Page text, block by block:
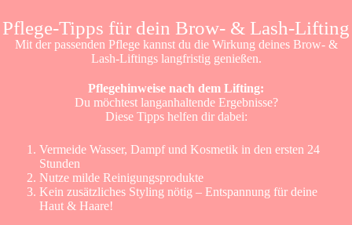
Pflege-Tipps für dein Brow- & Lash-Lifting
Mit der passenden Pflege kannst du die Wirkung deines Brow- &
Lash-Liftings langfristig genießen.
Pflegehinweise nach dem Lifting:
Du möchtest langanhaltende Ergebnisse?
Diese Tipps helfen dir dabei:
Vermeide Wasser, Dampf und Kosmetik in den ersten 24
Stunden
Nutze milde Reinigungsprodukte
Kein zusätzliches Styling nötig – Entspannung für deine
Haut & Haare!